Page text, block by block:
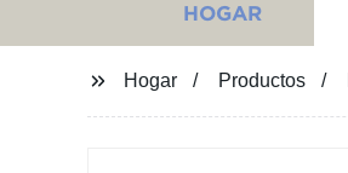
HOGAR
Hogar Productos